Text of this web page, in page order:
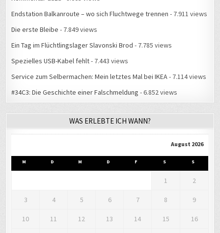
Endstation Balkanroute – wo sich Fluchtwege trennen - 7.911 views
Die erste Bleibe - 7.849 views
Ein Tag im Flüchtlingslager Slavonski Brod - 7.785 views
Spezielles USB-Kabel fehlt- 7.443 views
Service zum Selbermachen: Mein letztes Mal bei IKEA- 7.114 views
#34C3: Die Geschichte einer Falschmeldung - 6.852 views
WAS ERLEBTE ICH WANN?
August 2026
M D M D F S S
1 2
3 4 5 6 7 8 9
10 11 12 13 14 15 16